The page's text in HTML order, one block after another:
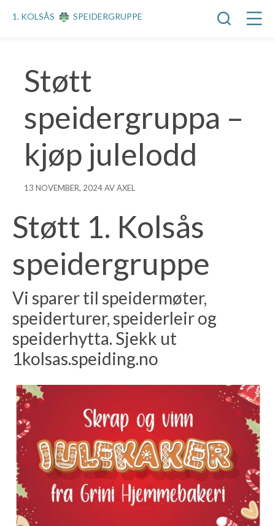
1. KOLSÅS SPEIDERGRUPPE
Støtt
speidergruppa –
kjøp julelodd
13 NOVEMBER, 2024 AV AXEL
Støtt 1. Kolsås
speidergruppe
Vi sparer til speidermøter,
speiderturer, speiderleir og
speiderhytta. Sjekk ut
1kolsas.speiding.no